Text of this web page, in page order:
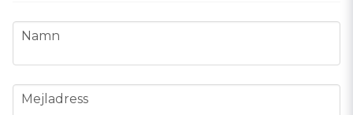
Vill man hålla budgeten nere lite kör du med detta
Ragnarök FRA-180.2 [Freya series]
Mvh
Audio 55 support
name
Namn
email
Mejladress